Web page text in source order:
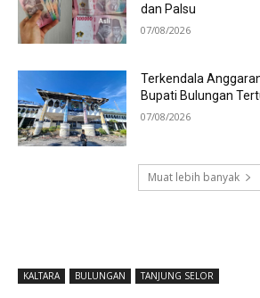
dan Palsu
07/08/2026
Terkendala
Bupati Bulungan
07/08/2026
Muat lebih banyak